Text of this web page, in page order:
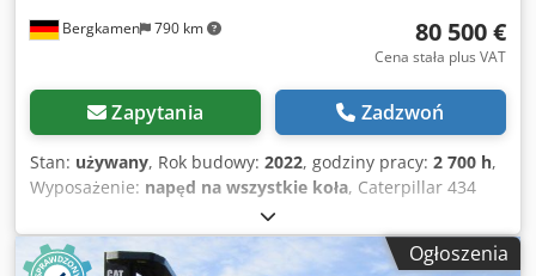
Bergkamen 790 km 80 500 €
Cena stała plus VAT
Zapytania Zadzwoń
Stan: używany, Rok budowy: 2022, godziny pracy: 2 700 h,
Wyposażenie: napęd na wszystkie koła, Caterpillar 434
Koparko-ładowarka 2700 godzin * Numer modelu: 434 *
Rok produkcji: 2022 Dkodpfxezr Tqwj Am Dsr * Masa
eksploatacyjna: 9 520 kg * Stan bardzo dobry
Ogłoszenia